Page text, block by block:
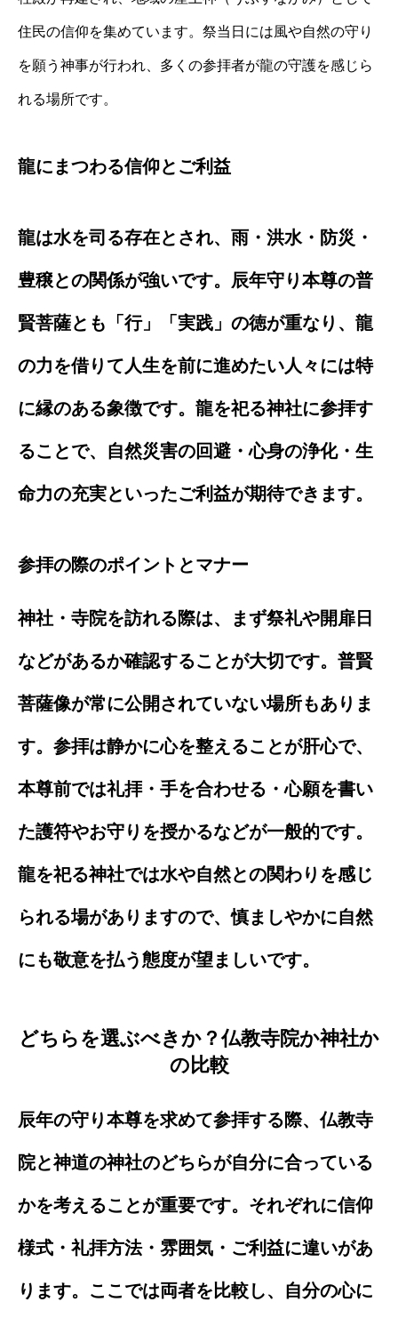
住民の信仰を集めています。祭当日には風や自然の守り
を願う神事が行われ、多くの参拝者が龍の守護を感じら
れる場所です。
龍にまつわる信仰とご利益
龍は水を司る存在とされ、雨・洪水・防災・
豊穣との関係が強いです。辰年守り本尊の普
賢菩薩とも「行」「実践」の徳が重なり、龍
の力を借りて人生を前に進めたい人々には特
に縁のある象徴です。龍を祀る神社に参拝す
ることで、自然災害の回避・心身の浄化・生
命力の充実といったご利益が期待できます。
参拝の際のポイントとマナー
神社・寺院を訪れる際は、まず祭礼や開扉日
などがあるか確認することが大切です。普賢
菩薩像が常に公開されていない場所もありま
す。参拝は静かに心を整えることが肝心で、
本尊前では礼拝・手を合わせる・心願を書い
た護符やお守りを授かるなどが一般的です。
龍を祀る神社では水や自然との関わりを感じ
られる場がありますので、慎ましやかに自然
にも敬意を払う態度が望ましいです。
どちらを選ぶべきか？仏教寺院か神社か
の比較
辰年の守り本尊を求めて参拝する際、仏教寺
院と神道の神社のどちらが自分に合っている
かを考えることが重要です。それぞれに信仰
様式・礼拝方法・雰囲気・ご利益に違いがあ
ります。ここでは両者を比較し、自分の心に